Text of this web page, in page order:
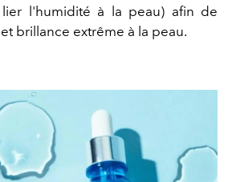
l'humidité à la peau) afin de
brillance extrême à la peau.